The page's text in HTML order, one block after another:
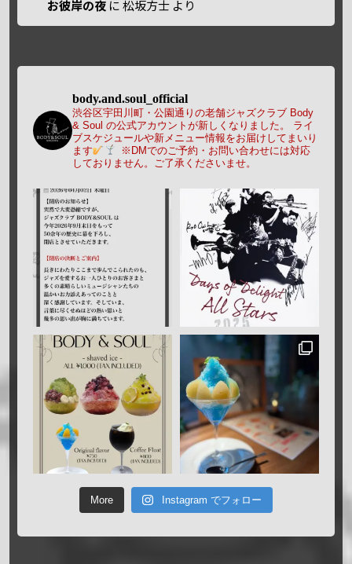
お彼岸の夜 に松坂方士 より
body.and.soul_official
渋谷区宇田川町・公園通りの老舗ジャズクラブ Body
& Soul の公式アカウントが新しくなりました。
ライ
ブスケジュールや新メニュー情報をお届けしてまいり
ます
※DMでのご予約・お問い合わせには対応
しておりません。ご了承くださいませ。
More Instagram でフォロー